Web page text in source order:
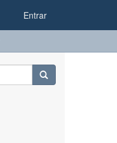
Entrar